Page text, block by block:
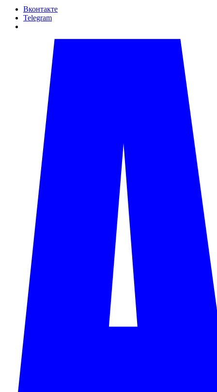
Вконтакте
Telegram